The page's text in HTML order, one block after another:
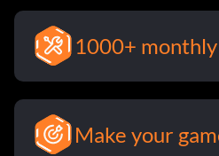
1000+
Make your